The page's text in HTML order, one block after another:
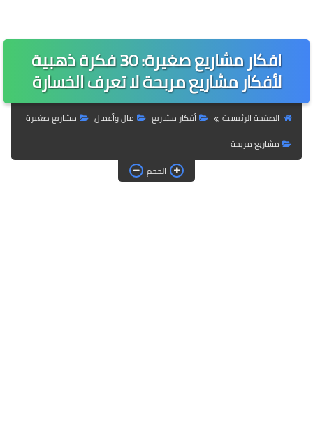
افكار مشاريع صغيرة: 30 فكرة ذهبية
لأفكار مشاريع مربحة لا تعرف الخسارة
الصفحة الرئيسية أفكار مشاريع مال وأعمال
مشاريع صغيرة
مشاريع مربحة
الحجم